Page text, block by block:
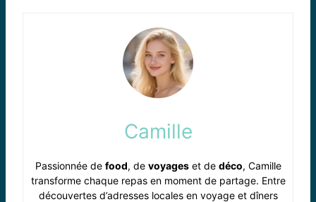
Camille
Passionnée de food, de voyageset de déco, Camille
transforme chaque repas en moment de partage. Entre
découvertes d’adresses locales en voyage et dîners